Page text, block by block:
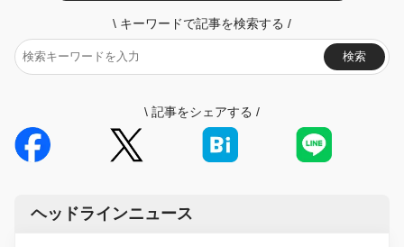
\ キーワードで記事を検索する /
検索
\ 記事をシェアする /
ヘッドラインニュース